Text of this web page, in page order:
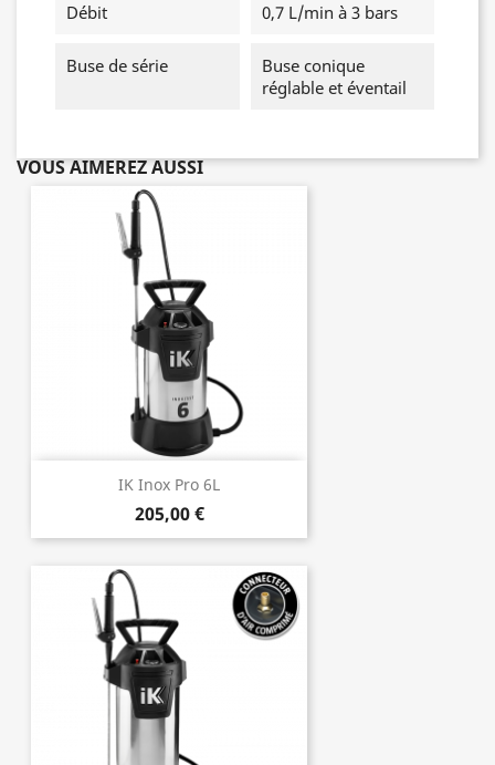
Débit 0,7 L/min à 3 bars
Buse de série
Buse conique
réglable et éventail
VOUS AIMEREZ AUSSI
IK Inox Pro 6L
205,00 €